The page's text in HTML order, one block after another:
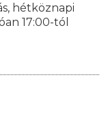
hétköznapi
17:00-tól